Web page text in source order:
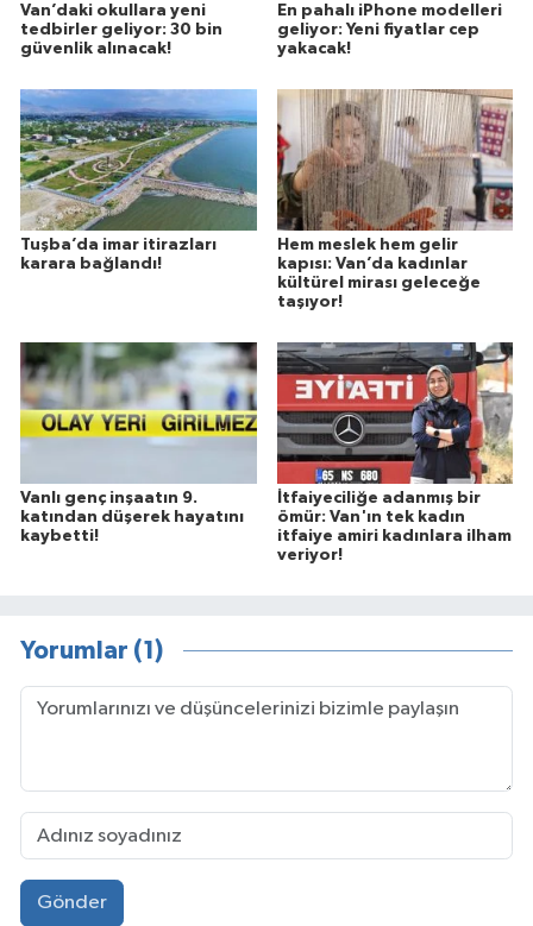
Van’daki okullara yeni
tedbirler geliyor: 30 bin
güvenlik alınacak!
En pahalı iPhone modelleri
geliyor: Yeni fiyatlar cep
yakacak!
Tuşba’da imar itirazları
karara bağlandı!
Hem meslek hem gelir
kapısı: Van’da kadınlar
kültürel mirası geleceğe
taşıyor!
Vanlı genç inşaatın 9.
katından düşerek hayatını
kaybetti!
İtfaiyeciliğe adanmış bir
ömür: Van'ın tek kadın
itfaiye amiri kadınlara ilham
veriyor!
Yorumlar (1)
Gönder